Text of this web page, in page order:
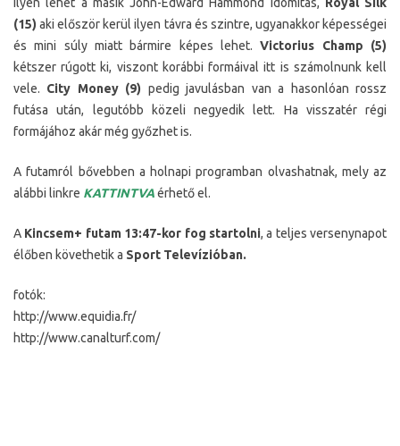
(15) aki először kerül ilyen távra és szintre, ugyanakkor képességei
és mini súly miatt bármire képes lehet.Victorius Champ (5)
kétszer rúgott ki, viszont korábbi formáival itt is számolnunk kell
vele. City Money (9) pedig javulásban van a hasonlóan rossz
futása után, legutóbb közeli negyedik lett. Ha visszatér régi
formájához akár még győzhet is.
A futamról bővebben a holnapi programban olvashatnak, mely az
alábbi linkre KATTINTVAérhető el.
A Kincsem+ futam 13:47-kor fog startolni, a teljes versenynapot
élőben követhetik a Sport Televízióban.
fotók:
http://www.equidia.fr/
http://www.canalturf.com/